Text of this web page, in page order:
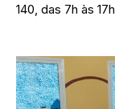
140, das 7h às